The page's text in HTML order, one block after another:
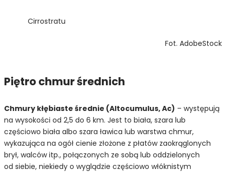
Cirrostratu
Fot. AdobeStock
Piętro chmur średnich
Chmury kłębiaste średnie (Altocumulus, Ac) – występują
na wysokości od 2,5 do 6 km. Jest to biała, szara lub
częściowo biała albo szara ławica lub warstwa chmur,
wykazująca na ogół cienie złożone z płatów zaokrąglonych
brył, walców itp., połączonych ze sobą lub oddzielonych
od siebie, niekiedy o wyglądzie częściowo włóknistym